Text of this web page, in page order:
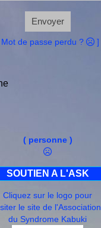
Envoyer
Mot de passe perdu ? ]
( personne )
SOUTIEN A L'ASK
Cliquez sur le logo pour
le site de l'Association
du Syndrome Kabuki